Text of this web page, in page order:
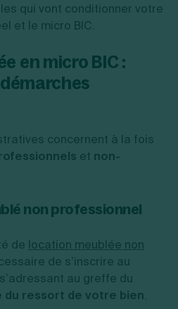
qui vont conditionner votre
et le micro BIC.
en micro BIC :
concernent à la fois
et non-
non professionnel
de location meublée non
de s’inscrire au
s’adressant au greffe du
du ressort de votre bien.